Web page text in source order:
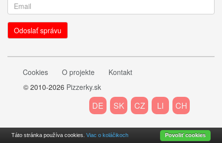
Cookies O projekte
Kontakt
© 2010-2026 Pizzerky.sk
DE SK CZ LI CH
Táto stránka používa cookies. Viac o koláčikoch Povoliť cookies